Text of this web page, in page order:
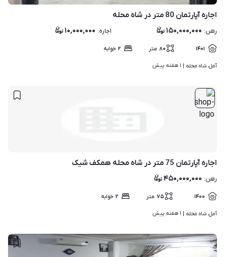
اجاره آپارتمان 80 متر در شاه محله
رهن: ۱۵۰,۰۰۰,۰۰۰ اجاره: ۱۰,۰۰۰,۰۰۰
۱۴۰۱ ۸۰ متر ۲ خوابه
آمل، شاه محله | ۱ هفته پیش
اجاره آپارتمان 75 متر در شاه محله همکف شیک
رهن: ۴۵۰,۰۰۰,۰۰۰
۱۴۰۰ ۷۵ متر ۲ خوابه
آمل، شاه محله | ۱ هفته پیش